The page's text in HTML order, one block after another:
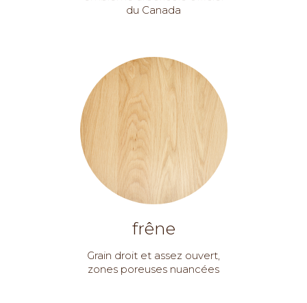
du Canada
frêne
Grain droit et assez ouvert,
zones poreuses nuancées